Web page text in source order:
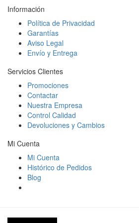
Información
Política de Privacidad
Garantías
Aviso Legal
Envío y Entrega
Servicios Clientes
Promociones
Contactar
Nuestra Empresa
Control Calidad
Devoluciones y Cambios
Mi Cuenta
Mi Cuenta
Histórico de Pedidos
Blog